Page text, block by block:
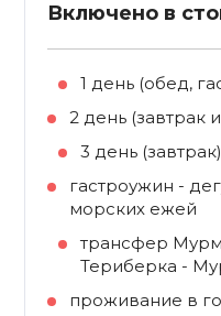
Включено в
1 день (обед,
2 день (завтрак
3 день (завтрак)
гастроужин -
морских ежей
трансфер
Териберка -
проживание в